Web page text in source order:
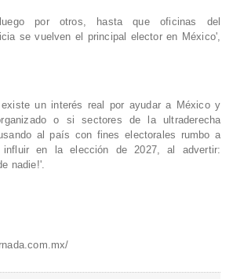
por otros, hasta que oficinas del
se vuelven el principal elector en México',
un interés real por ayudar a México y
o si sectores de la ultraderecha
al país con fines electorales rumbo a
en la elección de 2027, al advertir:
nadie!'.